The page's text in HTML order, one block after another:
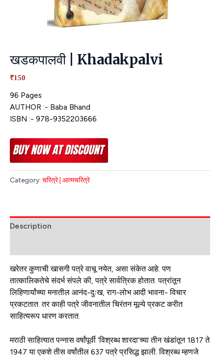
खडकपालवी | Khadakpalvi
₹150
96 Pages
AUTHOR :- Baba Bhand
ISBN :- 978-9352203666
Category: चरित्रे | आत्मचरित्रे
Description
खरेतर कुणाची खासगी पत्रे वाचू नयेत, असा संकेत आहे. पण
तात्कालिकतेचे संदर्भ संपले की, पत्रे सार्वत्रिक होतात. पत्रांतून
लिहिणार्यांच्या मनातील आनंद-दुःख, राग-लोभ आदी भावना- विचार
प्रकटतात. तर काही पत्रे जीवनातील चिरंतन मूल्ये प्रकट करीत
साहित्यरूप धारण करतात.
मराठी साहित्यात पन्नास वर्षांपूर्वी ‘विश्रब्ध शारदा’च्या तीन खंडांतून 1817 ते
1947 या एकशे तीस वर्षांतील 637 पत्रे प्रसिद्ध झाली. विश्रब्ध म्हणजे